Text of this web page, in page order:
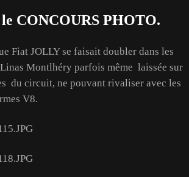
CONCOURS PHOTO.
Fiat JOLLY se faisait doubler dans les
Montlhéry parfois même laissée sur
du circuit, ne pouvant rivaliser avec les
V8.